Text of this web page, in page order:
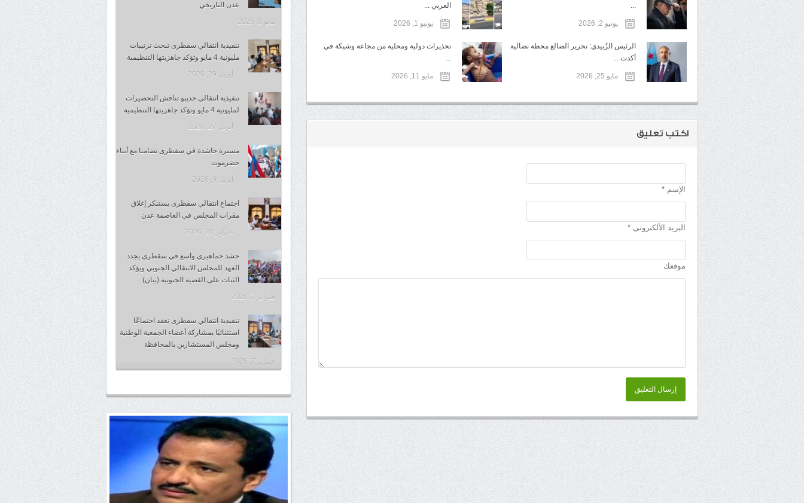
...
يونيو 2, 2026
العربي ...
يونيو 1, 2026
الرئيس الزُبيدي: تحرير الضالع محطة نضالية
أكدت ...
مايو 25, 2026
تحذيرات دولية ومحلية من مجاعة وشيكة في
...
مايو 11, 2026
اكتب تعليق
الإسم *
البريد الألكترونى *
موقعك
إرسال التعليق
عدن التاريخي
مايو 6, 2026
تنفيذية انتقالي سقطرى تبحث ترتيبات
مليونية 4 مايو وتؤكد جاهزيتها التنظيمية
أبريل 29, 2026
تنفيذية انتقالي حديبو تناقش التحضيرات
لمليونية 4 مايو وتؤكد جاهزيتها التنظيمية
أبريل 27, 2026
مسيرة حاشدة في سقطرى تضامنا مع أبناء
حضرموت
أبريل 9, 2026
اجتماع انتقالي سقطرى يستنكر إغلاق
مقرات المجلس في العاصمة عدن
فبراير 27, 2026
حشد جماهيري واسع في سقطرى يجدد
العهد للمجلس الانتقالي الجنوبي ويؤكد
الثبات على القضية الجنوبية (بيان)
فبراير 7, 2026
تنفيذية انتقالي سقطرى تعقد اجتماعًا
استثنائيًا بمشاركة أعضاء الجمعية الوطنية
ومجلس المستشارين بالمحافظة
فبراير 7, 2026